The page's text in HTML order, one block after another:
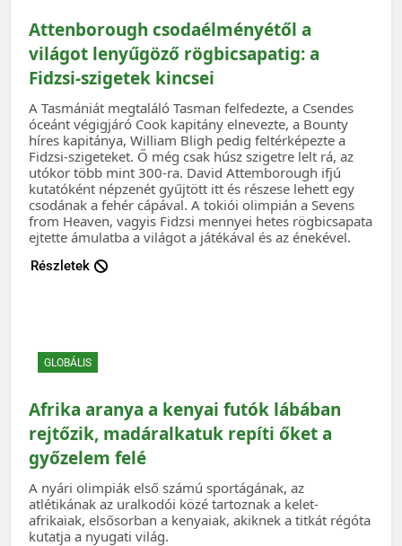
Attenborough csodaélményétől a
világot lenyűgöző rögbicsapatig: a
Fidzsi-szigetek kincsei
A Tasmániát megtaláló Tasman felfedezte, a Csendes
óceánt végigjáró Cook kapitány elnevezte, a Bounty
híres kapitánya, William Bligh pedig feltérképezte a
Fidzsi-szigeteket. Ő még csak húsz szigetre lelt rá, az
utókor több mint 300-ra. David Attemborough ifjú
kutatóként népzenét gyűjtött itt és részese lehett egy
csodának a fehér cápával. A tokiói olimpián a Sevens
from Heaven, vagyis Fidzsi mennyei hetes rögbicsapata
ejtette ámulatba a világot a játékával és az énekével.
Részletek
GLOBÁLIS
Afrika aranya a kenyai futók lábában
rejtőzik, madáralkatuk repíti őket a
győzelem felé
A nyári olimpiák első számú sportágának, az
atlétikának az uralkodói közé tartoznak a kelet-
afrikaiak, elsősorban a kenyaiak, akiknek a titkát régóta
kutatja a nyugati világ.